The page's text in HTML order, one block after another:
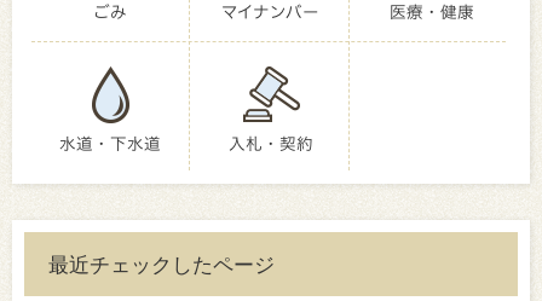
ごみ マイナンバー 医療・健康
水道・下水道 入札・契約
最近チェックしたページ